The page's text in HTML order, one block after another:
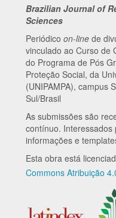
Brazilian Journal of
Sciences
Periódico on-line de
vinculado ao Curso de
do Programa de Pós
Proteção Social, da
(UNIPAMPA), campus
Sul/Brasil
As submissões são
contínuo.
informações e
Esta obra está
Commons Atribuição